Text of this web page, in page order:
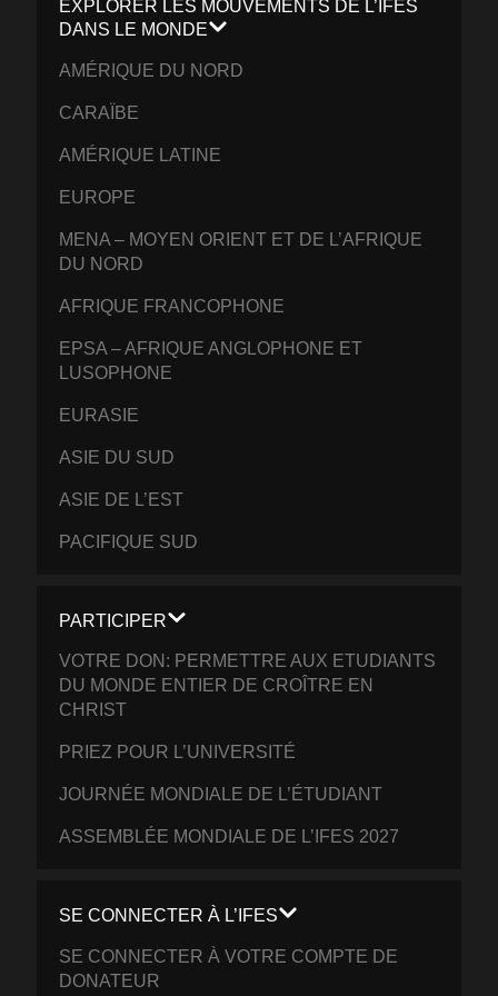
EXPLORER LES MOUVEMENTS DE L’IFES
DANS LE MONDE
AMÉRIQUE DU NORD
CARAÏBE
AMÉRIQUE LATINE
EUROPE
MENA – MOYEN ORIENT ET DE L’AFRIQUE
DU NORD
AFRIQUE FRANCOPHONE
EPSA – AFRIQUE ANGLOPHONE ET
LUSOPHONE
EURASIE
ASIE DU SUD
ASIE DE L’EST
PACIFIQUE SUD
PARTICIPER
VOTRE DON: PERMETTRE AUX ETUDIANTS
DU MONDE ENTIER DE CROÎTRE EN
CHRIST
PRIEZ POUR L’UNIVERSITÉ
JOURNÉE MONDIALE DE L’ÉTUDIANT
ASSEMBLÉE MONDIALE DE L’IFES 2027
SE CONNECTER À L’IFES
SE CONNECTER À VOTRE COMPTE DE
DONATEUR